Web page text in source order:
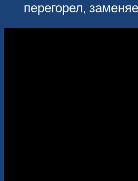
перегорел,